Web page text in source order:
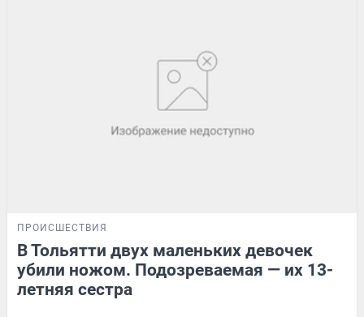
ПРОИСШЕСТВИЯ
В Тольятти двух маленьких девочек
убили ножом. Подозреваемая — их 13-
летняя сестра